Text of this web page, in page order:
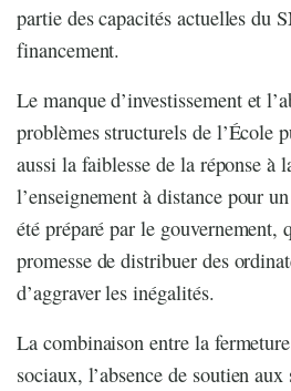
partie des capacités actuelles du
financement.
Le manque d’investissement et
problèmes structurels de l’École
aussi la faiblesse de la réponse à
l’enseignement à distance pour
été préparé par le gouvernement,
promesse de distribuer des
d’aggraver les inégalités.
La combinaison entre la
sociaux, l’absence de soutien